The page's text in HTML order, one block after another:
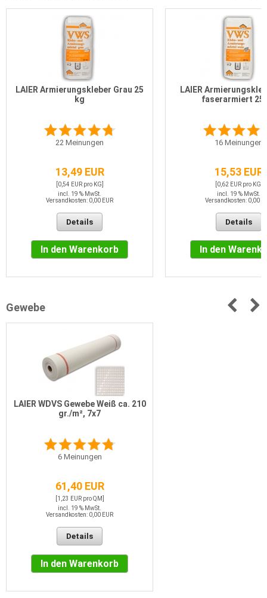
LAIER Armierungskleber Grau 25
kg
22 Meinungen
13,49 EUR
[0,54 EUR pro KG]
incl. 19 % MwSt.
Versandkosten: 0,00 EUR
Details
In den Warenkorb
LAIER
faserarmiert 25
16 Meinungen
15,53 EUR
[0,62 EUR pro KG]
incl. 19 % MwSt.
Versandkosten: 0,00
Details
In den
Gewebe
LAIER WDVS Gewebe Weiß ca. 210
gr./m², 7x7
6Meinungen
61,40 EUR
[1,23 EUR pro QM]
incl. 19 % MwSt.
Versandkosten: 0,00 EUR
Details
In den Warenkorb